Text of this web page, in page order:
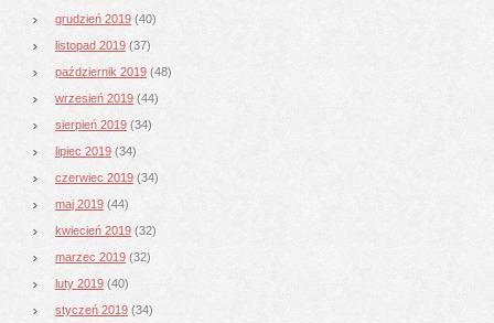
grudzień 2019 (40)
listopad 2019 (37)
październik 2019 (48)
wrzesień 2019 (44)
sierpień 2019 (34)
lipiec 2019 (34)
czerwiec 2019 (34)
maj 2019 (44)
kwiecień 2019 (32)
marzec 2019 (32)
luty 2019 (40)
styczeń 2019 (34)